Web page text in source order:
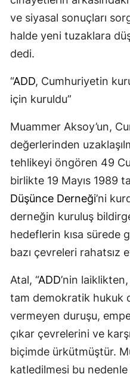
ve siyasal sonuçları
halde yeni tuzaklara
dedi.
“ADD, Cumhuriyetin
için kuruldu”
Muammer Aksoy’un,
değerlerinden
tehlikeyi öngören 49
birlikte 19 Mayıs 1989
Düşünce Derneği’ni
derneğin kuruluş
hedeflerin kısa sürede
bazı çevreleri rahatsız
Atal, “ADD’nin laiklikten,
tam demokratik hukuk
vermeyen duruşu,
çıkar çevrelerini ve
biçimde ürkütmüştür.
katledilmesi bu